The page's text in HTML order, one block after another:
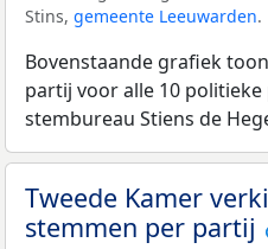
Stins, gemeente Leeuwarden.
Bovenstaande grafiek
partij voor alle 10
stembureau Stiens de
Tweede Kamer
stemmen per partij